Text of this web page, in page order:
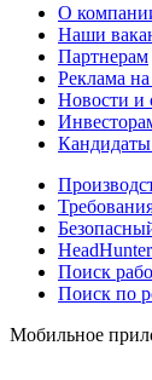
О
Наши
Партнерам
Реклама на
Новости и
Поиск
Поиск по
Мобильное